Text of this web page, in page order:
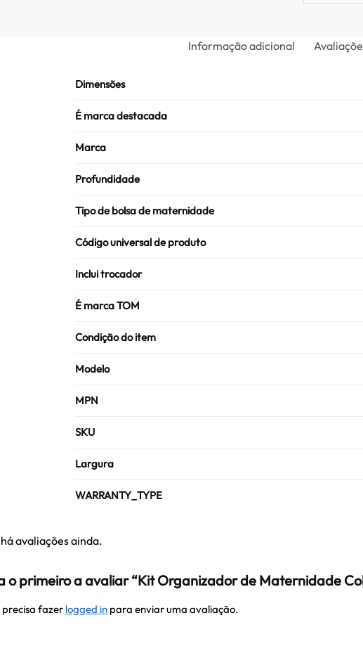
Informação adicional
Dimensões
É marca destacada
Marca
Profundidade
Tipo de bolsa de maternidade
Código universal de produto
Inclui trocador
É marca TOM
Condição do item
Modelo
MPN
SKU
Largura
WARRANTY_TYPE
avaliações ainda.
o primeiro a avaliar “Kit Organizador de Maternidade
precisa fazer logged inpara enviar uma avaliação.